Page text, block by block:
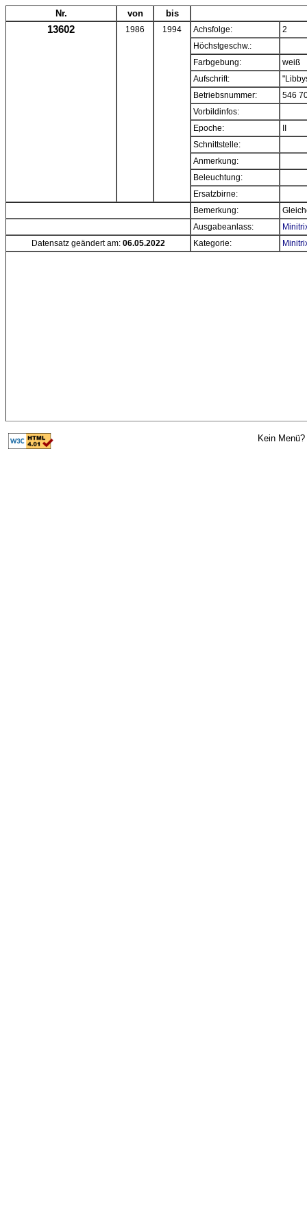
Nr. von bis
13602 1986 1994 Achsfolge:
2
Höchstgeschw.:
Farbgebung:
weiß
Aufschrift:
Betriebsnummer:
546
Vorbildinfos:
Epoche:
Schnittstelle:
Anmerkung:
Beleuchtung:
Ersatzbirne:
Bemerkung:
Ausgabeanlass:
Datensatz geändert am: 06.05.2022 Kategorie:
Kein